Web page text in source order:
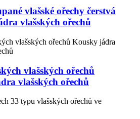
vlašské ořechy čerstvá
vlašských ořechů
vlašských ořechů
vlašských ořechů